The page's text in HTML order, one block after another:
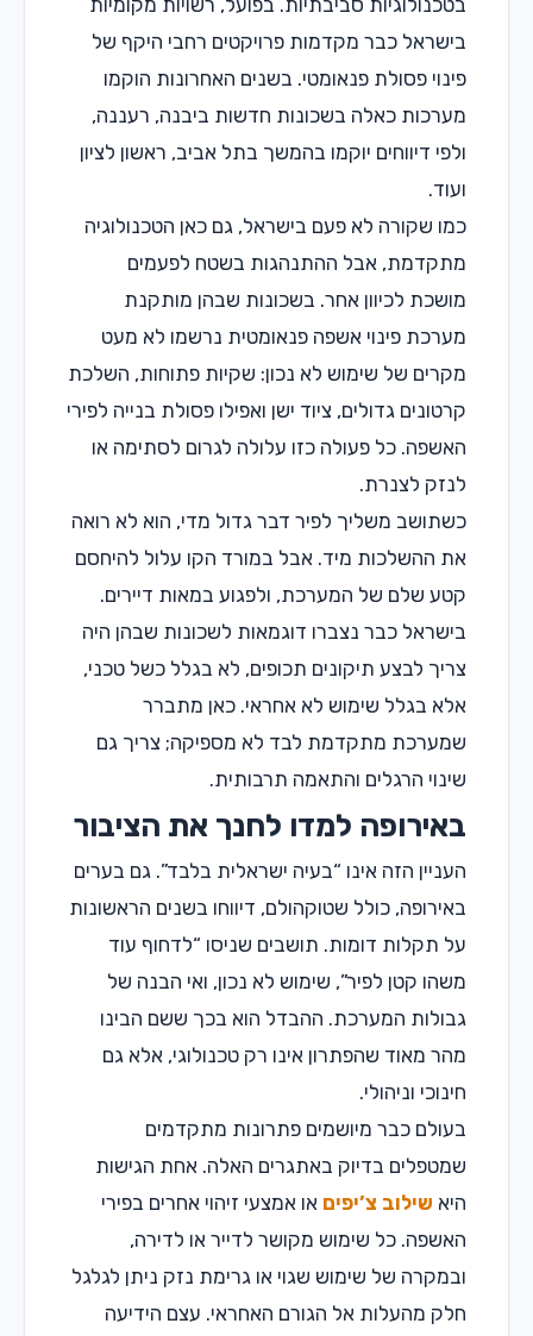
בישראל כבר מקדמות פרויקטים רחבי היקף של
פינוי פסולת פנאומטי. בשנים האחרונות הוקמו
מערכות כאלה בשכונות חדשות ביבנה, רעננה,
ולפי דיווחים יוקמו בהמשך בתל אביב, ראשון לציון
ועוד.
כמו שקורה לא פעם בישראל, גם כאן הטכנולוגיה
מתקדמת, אבל ההתנהגות בשטח לפעמים
מושכת לכיוון אחר. בשכונות שבהן מותקנת
מערכת פינוי אשפה פנאומטית נרשמו לא מעט
מקרים של שימוש לא נכון: שקיות פתוחות, השלכת
קרטונים גדולים, ציוד ישן ואפילו פסולת בנייה לפירי
האשפה. כל פעולה כזו עלולה לגרום לסתימה או
לנזק לצנרת.
כשתושב משליך לפיר דבר גדול מדי, הוא לא רואה
את ההשלכות מיד. אבל במורד הקו עלול להיחסם
קטע שלם של המערכת, ולפגוע במאות דיירים.
בישראל כבר נצברו דוגמאות לשכונות שבהן היה
צריך לבצע תיקונים תכופים, לא בגלל כשל טכני,
אלא בגלל שימוש לא אחראי. כאן מתברר
שמערכת מתקדמת לבד לא מספיקה; צריך גם
שינוי הרגלים והתאמה תרבותית.
באירופה למדו לחנך את הציבור
העניין הזה אינו “בעיה ישראלית בלבד”. גם בערים
באירופה, כולל שטוקהולם, דיווחו בשנים הראשונות
על תקלות דומות. תושבים שניסו “לדחוף עוד
משהו קטן לפיר”, שימוש לא נכון, ואי הבנה של
גבולות המערכת. ההבדל הוא בכך ששם הבינו
מהר מאוד שהפתרון אינו רק טכנולוגי, אלא גם
חינוכי וניהולי.
בעולם כבר מיושמים פתרונות מתקדמים
שמטפלים בדיוק באתגרים האלה. אחת הגישות
היא שילוב צ’יפים או אמצעי זיהוי אחרים בפירי
האשפה. כל שימוש מקושר לדייר או לדירה,
ובמקרה של שימוש שגוי או גרימת נזק ניתן לגלגל
חלק מהעלות אל הגורם האחראי. עצם הידיעה